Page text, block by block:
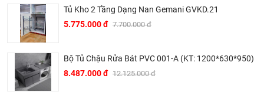
Ở đâu mua vòi bếp KVK nội địa nhật chính hãng và giá
rẻ nhất ?
Khalinguyen.vn là đơn vị cung cấp sảnvòi rửa bát
KVKchính thức và chính hãng tại Việt Nam, chúng tôi
cam kết các sản phẩm KVK được phân phối bởi
Tủ Kho 2 Tầng Dạng Nan Gemani GVKD.21
5.775.000 đ 7.700.000 đ
Bộ Tủ Chậu Rửa Bát PVC 001-A (KT: 1200*630*950)
8.487.000 đ 12.125.000 đ